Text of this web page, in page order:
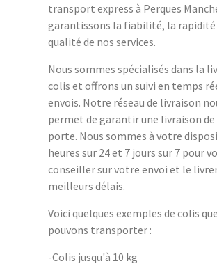
transport express à Perques
garantissons la fiabilité, la
qualité de nos services.
Nous sommes spécialisés dans la
colis et offrons un suivi en temps
envois. Notre réseau de livraison
permet de garantir une livraison
porte. Nous sommes à votre
heures sur 24 et 7 jours sur 7 pour
conseiller sur votre envoi et le
meilleurs délais.
Voici quelques exemples de colis
pouvons transporter :
-Colis jusqu'à 10 kg